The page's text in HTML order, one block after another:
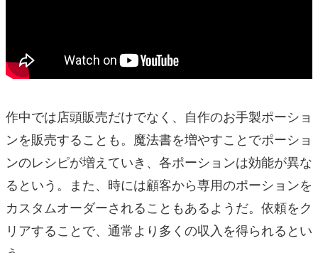
作中では店頭販売だけでなく、自作のお手製ポーショ
ンを販売することも。魔法書を増やすことでポーショ
ンのレシピが増えていき、各ポーションは効能が異な
るという。また、時には顧客から専用のポーションを
カスタムオーダーされることもあるようだ。依頼をク
リアすることで、通常より多くの収入を得られるとい